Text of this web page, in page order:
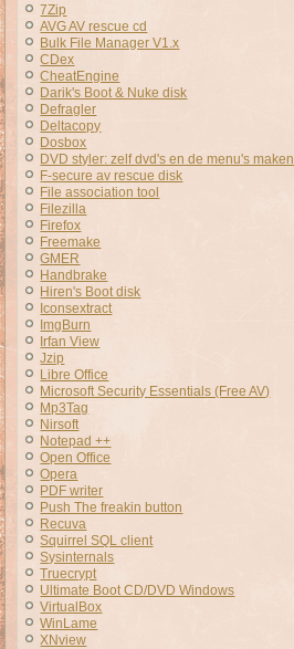
7Zip
AVG AV rescue cd
Bulk File Manager V1.x
CDex
CheatEngine
Darik's Boot & Nuke disk
Defragler
Deltacopy
Dosbox
DVD styler: zelf dvd's en de menu's maken
F-secure av rescue disk
File association tool
Filezilla
Firefox
Freemake
GMER
Handbrake
Hiren's Boot disk
Iconsextract
ImgBurn
Irfan View
Jzip
Libre Office
Microsoft Security Essentials (Free AV)
Mp3Tag
Nirsoft
Notepad ++
Open Office
Opera
PDF writer
Push The freakin button
Recuva
Squirrel SQL client
Sysinternals
Truecrypt
Ultimate Boot CD/DVD Windows
VirtualBox
WinLame
XNview